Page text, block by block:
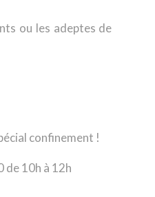
ou les adeptes de
confinement !
10h à 12h